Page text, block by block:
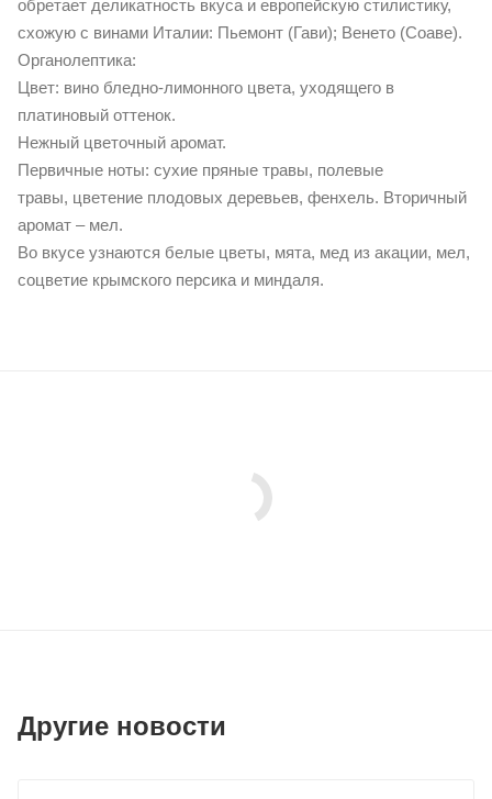
обретает деликатность вкуса и европейскую стилистику,
схожую с винами Италии: Пьемонт (Гави); Венето (Соаве).
Органолептика:
Цвет: вино бледно-лимонного цвета, уходящего в
платиновый оттенок.
Нежный цветочный аромат.
Первичные ноты: сухие пряные травы, полевые
травы, цветение плодовых деревьев, фенхель. Вторичный
аромат – мел.
Во вкусе узнаются белые цветы, мята, мед из акации, мел,
соцветие крымского персика и миндаля.
Другие новости